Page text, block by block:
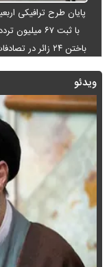
پایان طرح ترافیکی
با ثبت ۶۷
باختن ۲۴ زائر در تصادفات اربعینی
ویدئو